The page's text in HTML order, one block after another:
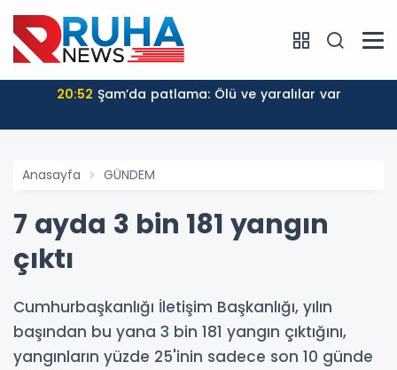
20:52 Şam’da patlama: Ölü ve yaralılar var
Anasayfa GÜNDEM
7 ayda 3 bin 181 yangın
çıktı
Cumhurbaşkanlığı İletişim Başkanlığı, yılın
başından bu yana 3 bin 181 yangın çıktığını,
yangınların yüzde 25'inin sadece son 10 günde